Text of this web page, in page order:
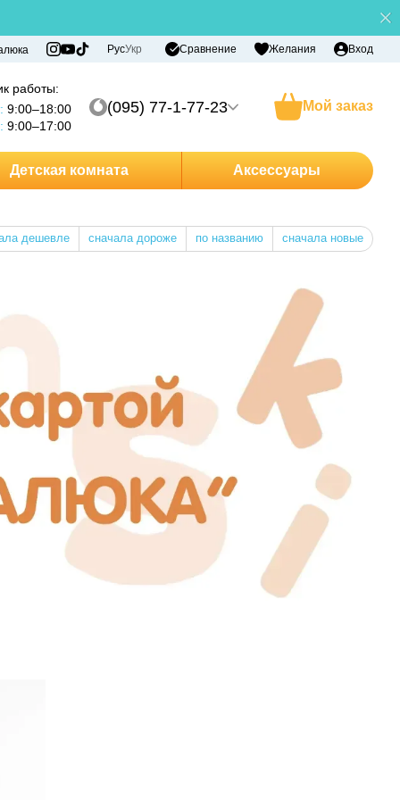
РусУкр Сравнение Желания Вход
работы:
9:00–18:00
9:00–17:00
(095) 77-1-77-23 Мой заказ
Детская комната Аксессуары
дешевле сначала дороже по названию сначала новые